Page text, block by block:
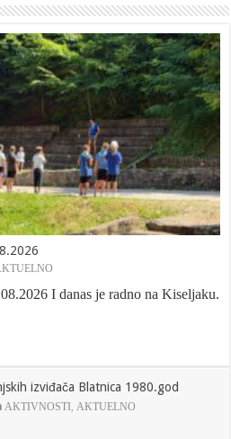
I danas je radno na Kiseljaku.
izviđača Blatnica 1980.god
AKTIVNOSTI,AKTUELNO